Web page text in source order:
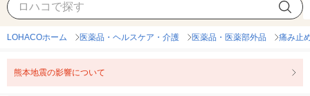
LOHACOホーム 医薬品・ヘルスケア・介護 医薬品・医薬部外品 痛み止
熊本地震の影響について